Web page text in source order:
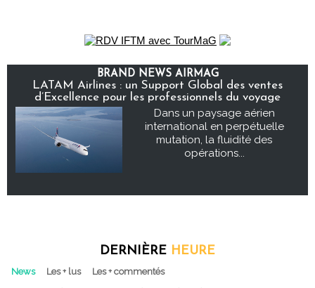
BRAND NEWS AIRMAG
LATAM Airlines : un Support Global des ventes
d’Excellence pour les professionnels du voyage
Dans un paysage aérien
international en perpétuelle
mutation, la fluidité des
opérations...
DERNIÈRE HEURE
News Les + lus Les + commentés